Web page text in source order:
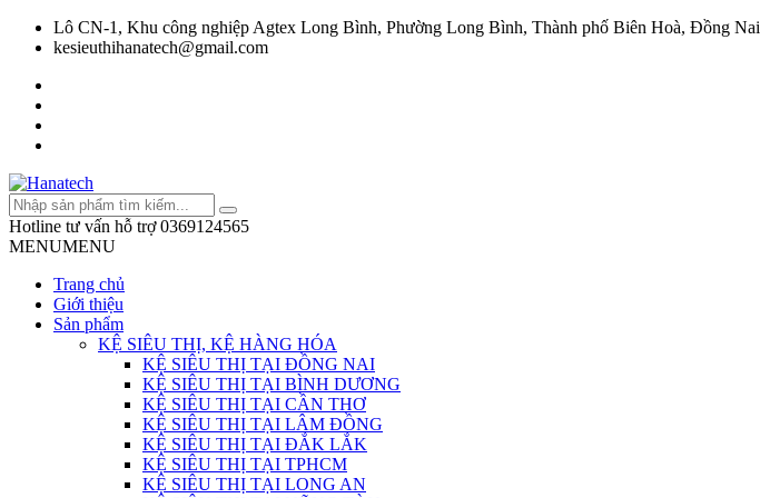
Lô CN-1, Khu công nghiệp Agtex Long Bình, Phường Long Bình, Thành phố Biên Hoà, Đồng Nai
kesieuthihanatech@gmail.com
Hotline tư vấn hỗ trợ 0369124565
MENUMENU
Trang chủ
Giới thiệu
Sản phẩm
KỆ SIÊU THỊ, KỆ HÀNG HÓA
KỆ SIÊU THỊ TẠI ĐỒNG NAI
KỆ SIÊU THỊ TẠI BÌNH DƯƠNG
KỆ SIÊU THỊ TẠI CẦN THƠ
KỆ SIÊU THỊ TẠI LÂM ĐỒNG
KỆ SIÊU THỊ TẠI ĐẮK LẮK
KỆ SIÊU THỊ TẠI TPHCM
KỆ SIÊU THỊ TẠI LONG AN